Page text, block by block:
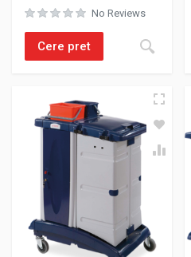
No Reviews
Cere pret